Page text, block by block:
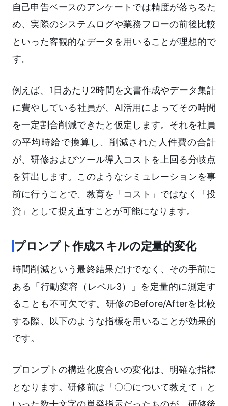
自己申告ベースのアンケートでは精度が落ちるた
め、実際のシステムログや業務フローの前後比較
といった客観的なデータを用いることが理想的で
す。
例えば、1日あたり2時間を文書作成やデータ集計
に費やしている社員が、AI活用によってその時間
を一定割合削減できたと仮定します。それを社員
の平均時給で換算し、削減された人件費の合計
が、研修およびツール導入コストを上回る分岐点
を算出します。このようなシミュレーションを事
前に行うことで、教育を「コスト」ではなく「投
資」として捉え直すことが可能になります。
プロンプト作成スキルの定量的変化
時間削減という最終結果だけでなく、その手前に
ある「行動変容（レベル3）」を定量的に測定す
ることも不可欠です。研修のBefore/Afterを比較
する際、以下のような指標を用いることが効果的
です。
プロンプトの構造化度合いの変化は、明確な指標
となります。研修前は「〇〇について教えて」と